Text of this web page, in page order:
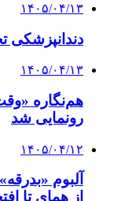
۱۴۰۵/۰۴/۱۳
دندانپزشکی
۱۴۰۵/۰۴/۱۳
هم‌نگاره
رونمایی شد
۱۴۰۵/۰۴/۱۲
از همای تا